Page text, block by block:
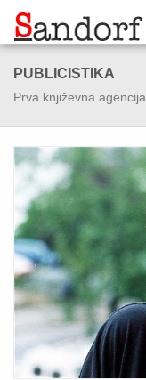
PUBLICISTIKA
Prva književna